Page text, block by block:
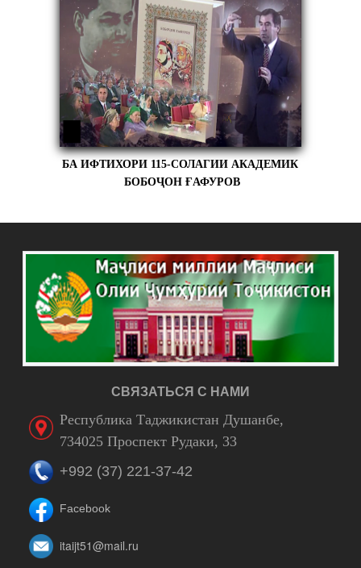
БА ИФТИХОРИ 115-СОЛАГИИ АКАДЕМИК
БОБОҶОН ҒАФУРОВ
СВЯЗАТЬСЯ С НАМИ
Республика Таджикистан Душанбе,
734025 Проспект Рудаки, 33
+992 (37) 221-37-42
Facebook
itaijt51@mail.ru